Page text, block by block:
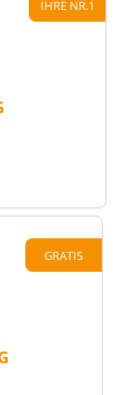
IHRE NR.1
GRATIS